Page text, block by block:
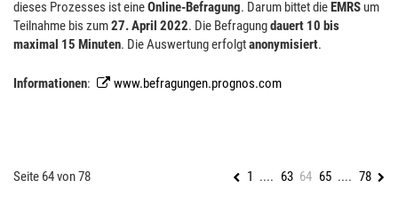
dieses Prozesses ist eineOnline-Befragung. Darum bittet dieEMRS um
Teilnahme bis zum27. April 2022. Die Befragungdauert 10 bis
maximal 15 Minuten. Die Auswertung erfolgtanonymisiert.
Informationen: www.befragungen.prognos.com
Seite 64 von 78 1 .... 63 64 65 .... 78